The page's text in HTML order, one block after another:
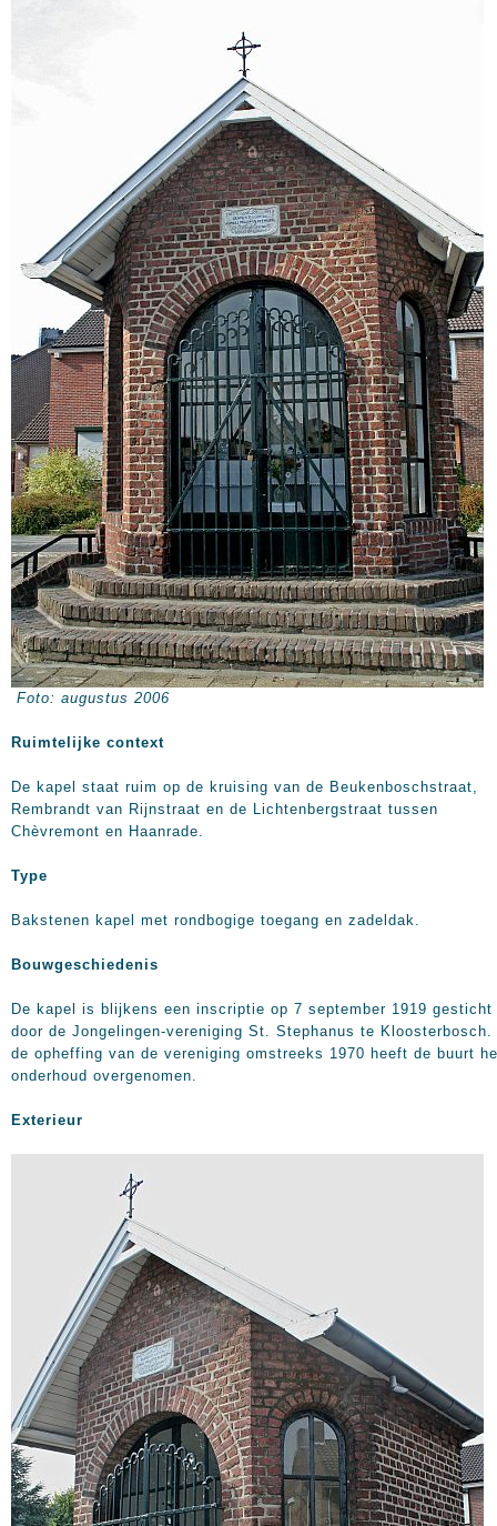
Foto: augustus 2006
Ruimtelijke context
De kapel staat ruim op de kruising van de Beukenboschstraat,
Rembrandt van Rijnstraat en de Lichtenbergstraat tussen
Chèvremont en Haanrade.
Type
Bakstenen kapel met rondbogige toegang en zadeldak.
Bouwgeschiedenis
De kapel is blijkens een inscriptie op 7 september 1919 gesticht
door de Jongelingen-vereniging St. Stephanus te Kloosterbosch.
de opheffing van de vereniging omstreeks 1970 heeft de buurt
onderhoud overgenomen.
Exterieur